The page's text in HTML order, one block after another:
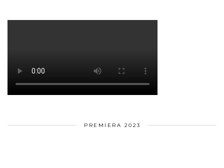
PREMIERA 2023